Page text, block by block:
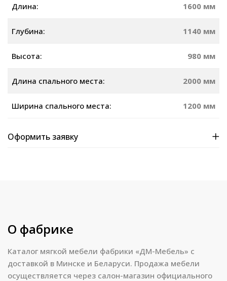
Длина: 1600 мм
Глубина: 1140 мм
Высота: 980 мм
Длина спального места: 2000 мм
Ширина спального места: 1200 мм
Оформить заявку
О фабрике
Каталог мягкой мебели фабрики «ДМ-Мебель» с
доставкой в Минске и Беларуси. Продажа мебели
осуществляется через салон-магазин официального